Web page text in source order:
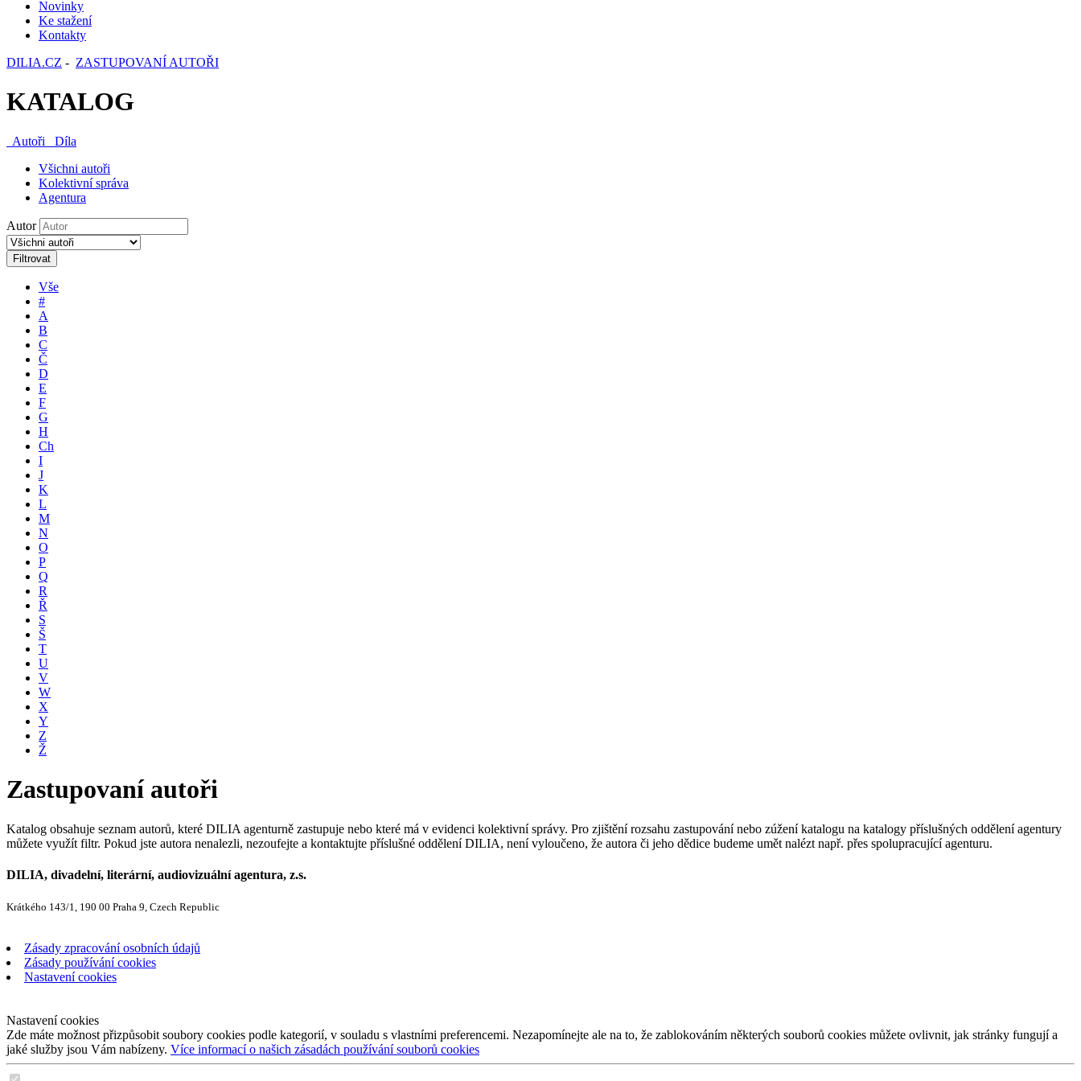
Novinky
Ke stažení
Kontakty
DILIA.CZ - ZASTUPOVANÍ AUTOŘI
KATALOG
Autoři
Díla
Všichni autoři
Kolektivní správa
Agentura
Autor
Filtrovat
Vše
#
A
B
C
Č
D
E
F
G
H
Ch
I
J
K
L
M
N
O
P
Q
R
Ř
S
Š
T
U
V
W
X
Y
Z
Ž
Zastupovaní autoři
Katalog obsahuje seznam autorů, které DILIA agenturně zastupuje nebo které má v evidenci kolektivní správy. Pro zjištění rozsahu zastupování nebo zúžení katalogu na katalogy příslušných oddělení agentury
můžete využít filtr. Pokud jste autora nenalezli, nezoufejte a kontaktujte příslušné oddělení DILIA, není vyloučeno, že autora či jeho dědice budeme umět nalézt např. přes spolupracující agenturu.
DILIA, divadelní, literární, audiovizuální agentura, z.s.
Krátkého 143/1, 190 00 Praha 9, Czech Republic
Zásady zpracování osobních údajů
Zásady používání cookies
Nastavení cookies
Nastavení cookies
Zde máte možnost přizpůsobit soubory cookies podle kategorií, v souladu s vlastními preferencemi. Nezapomínejte ale na to, že zablokováním některých souborů cookies můžete ovlivnit, jak stránky fungují a
jaké služby jsou Vám nabízeny. Více informací o našich zásadách používání souborů cookies